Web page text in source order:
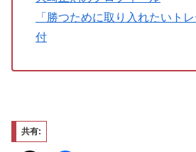
「勝つために取り入れたいト
付
共有: